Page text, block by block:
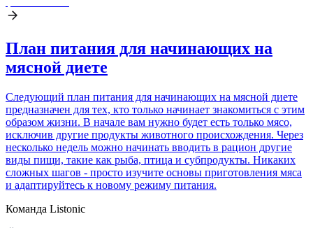
План питания для начинающих на
мясной диете
Следующий план питания для начинающих на мясной диете
предназначен для тех, кто только начинает знакомиться с этим
образом жизни. В начале вам нужно будет есть только мясо,
исключив другие продукты животного происхождения. Через
несколько недель можно начинать вводить в рацион другие
виды пищи, такие как рыба, птица и субпродукты. Никаких
сложных шагов - просто изучите основы приготовления мяса
и адаптируйтесь к новому режиму питания.
Команда Listonic